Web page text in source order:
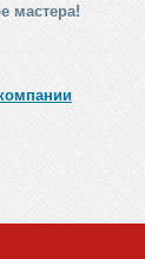
мастера!